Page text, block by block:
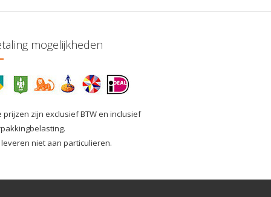
mogelijkheden
prijzen zijn exclusief BTW en inclusief
leveren niet aan particulieren.